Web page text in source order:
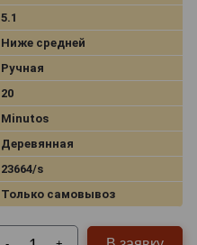
5.1
Ниже средней
Ручная
20
Minutos
Деревянная
23664/s
Только самовывоз